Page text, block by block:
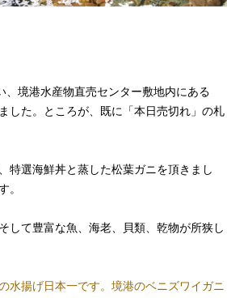
境港水産物直売センター敷地内にある
した。ところが、既に「本日売切れ」の札
特選海鮮丼と蒸した松葉ガニを頂きまし
。
して豊富な魚、海老、貝類、乾物が所狭し
水揚げ日本一です。境港のベニズワイガニ